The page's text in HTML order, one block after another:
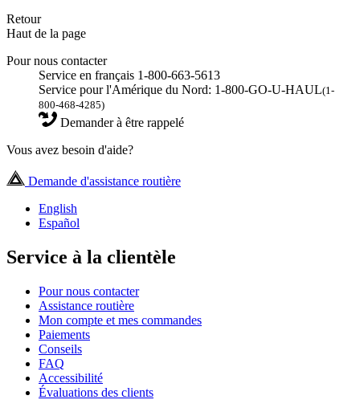
Retour
Haut de la page
Pour nous contacter
Service en français 1-800-663-5613
Service pour l'Amérique du Nord: 1-800-GO-U-HAUL(1-
800-468-4285)
Demander à être rappelé
Vous avez besoin d'aide?
Demande d'assistance routière
English
Español
Service à la clientèle
Pour nous contacter
Assistance routière
Mon compte et mes commandes
Paiements
Conseils
FAQ
Accessibilité
Évaluations des clients